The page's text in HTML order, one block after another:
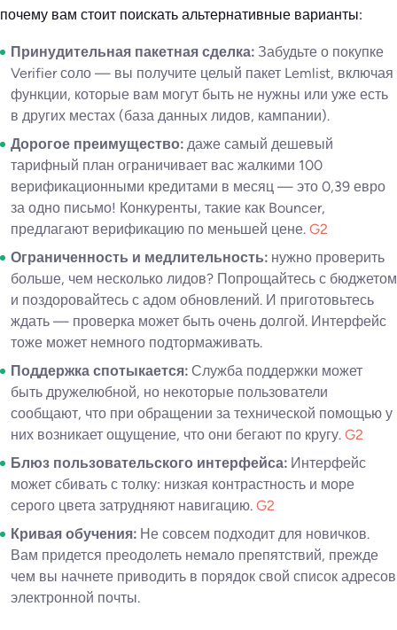
почему вам стоит поискать альтернативные варианты:
Принудительная пакетная сделка: Забудьте о покупке
Verifier соло — вы получите целый пакет Lemlist, включая
функции, которые вам могут быть не нужны или уже есть
в других местах (база данных лидов, кампании).
Дорогое преимущество: даже самый дешевый
тарифный план ограничивает вас жалкими 100
верификационными кредитами в месяц — это 0,39 евро
за одно письмо! Конкуренты, такие как Bouncer,
предлагают верификацию по меньшей цене. G2
Ограниченность и медлительность: нужно проверить
больше, чем несколько лидов? Попрощайтесь с бюджетом
и поздоровайтесь с адом обновлений. И приготовьтесь
ждать — проверка может быть очень долгой. Интерфейс
тоже может немного подтормаживать.
Поддержка спотыкается: Служба поддержки может
быть дружелюбной, но некоторые пользователи
сообщают, что при обращении за технической помощью у
них возникает ощущение, что они бегают по кругу. G2
Блюз пользовательского интерфейса: Интерфейс
может сбивать с толку: низкая контрастность и море
серого цвета затрудняют навигацию. G2
Кривая обучения: Не совсем подходит для новичков.
Вам придется преодолеть немало препятствий, прежде
чем вы начнете приводить в порядок свой список адресов
электронной почты.